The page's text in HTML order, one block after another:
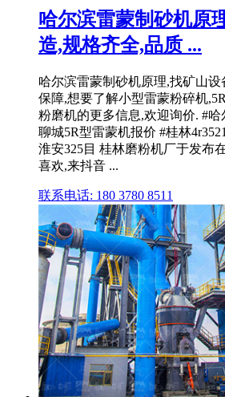
哈尔滨雷蒙制砂机原
造,规格齐全,品质 ...
哈尔滨雷蒙制砂机原理,找矿山
保障,想要了解小型雷蒙粉碎机
粉磨机的更多信息,欢迎询价. #
聊城5R型雷蒙机报价 #桂林
淮安325目 桂林磨粉机厂于发布
喜欢,来抖音 ...
联系电话: 180 3780 8511